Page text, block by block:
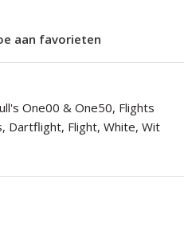
aan favorieten
One00 & One50, Flights
, Dartflight, Flight, White, Wit